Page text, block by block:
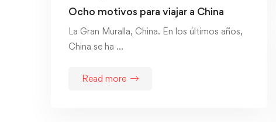
Ocho motivos para viajar a China
La Gran Muralla, China. En los últimos años,
China se ha …
Read more